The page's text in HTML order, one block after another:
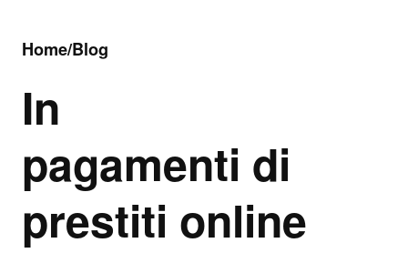
Home/Blog
In
pagamenti di
prestiti online